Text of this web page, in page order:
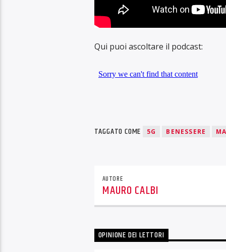
Qui puoi ascoltare il podcast:
TAGGATO COME 5G BENESSERE
AUTORE
MAURO CALBI
OPINIONE DEI LETTORI